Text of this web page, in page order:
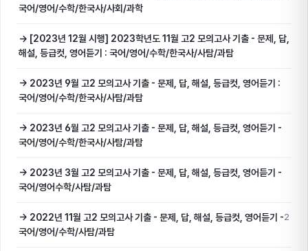
국어/영어/수학/한국사/사회/과학
→ [2023년 12월 시행] 2023학년도 11월 고2 모의고사 기출 - 문제, 답,
해설, 등급컷, 영어듣기 : 국어/영어/수학/한국사/사탐/과탐
→ 2023년 9월 고2 모의고사 기출 - 문제, 답, 해설, 등급컷, 영어듣기 :
국어/영어/수학/한국사/사탐/과탐
→ 2023년 6월 고2 모의고사 기출 - 문제, 답, 해설, 등급컷, 영어듣기 -
국어/영어/수학/한국사/사탐/과탐
→ 2023년 3월 고2 모의고사 기출 - 문제, 답, 해설, 등급컷, 영어듣기 -
국어/영어수학/사탐/과탐
→ 2022년 11월 고2 모의고사 기출 - 문제, 답, 해설, 등급컷, 영어듣기 -
국어/영어/수학/사탐/과탐
2